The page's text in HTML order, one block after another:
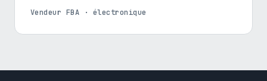
Vendeur FBA · électronique